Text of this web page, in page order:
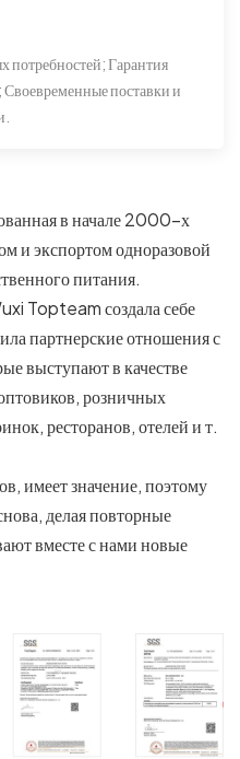
потребностей; Гарантия
Своевременные поставки и
в начале 2000-х
и экспортом одноразовой
питания.
Topteam создала себе
партнерские отношения с
выступают в качестве
розничных
ресторанов, отелей и т.
имеет значение, поэтому
делая повторные
вместе с нами новые